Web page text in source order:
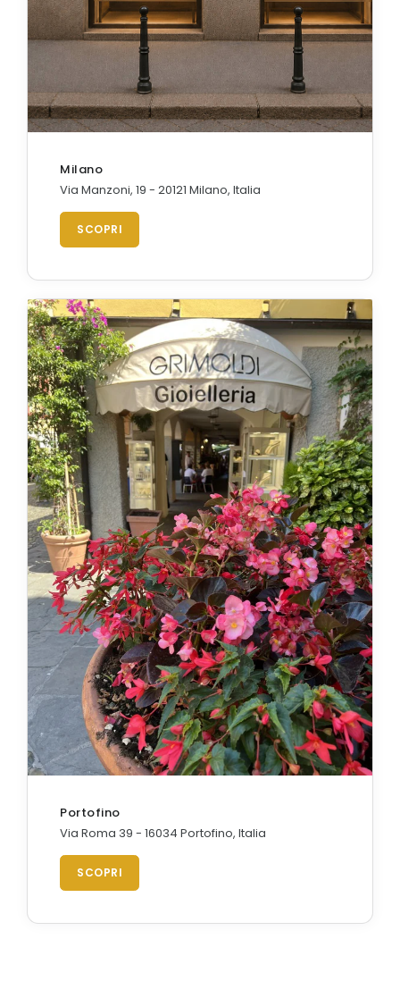
Milano
Via Manzoni, 19 - 20121 Milano, Italia
SCOPRI
Portofino
Via Roma 39 - 16034 Portofino, Italia
SCOPRI